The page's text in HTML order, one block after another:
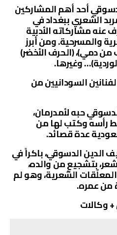
أحد أهم المشاركين
الشعري ببغداد في
عنه مشاركاته الأدبية
والمسرحية. ومن أبرز
من دمي)، (الحرف الأخضر)
وغيرها.
السودانيين من
حبه لأمدرمان،
رأسه وكتب لها من
عدة قصائد.
الدين الدسوقي، باكراً في
بتشجيعٍ من والده،
الشعرية، وهو لم
من عمره.
وكالات